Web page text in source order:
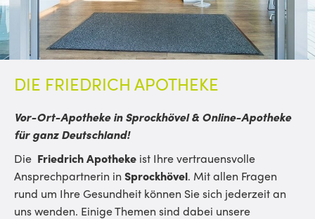
DIE FRIEDRICH APOTHEKE
Vor-Ort-Apotheke in Sprockhövel & Online-Apotheke
für ganz Deutschland!
Die Friedrich Apotheke ist Ihre vertrauensvolle
Ansprechpartnerin in Sprockhövel. Mit allen Fragen
rund um Ihre Gesundheit können Sie sich jederzeit an
uns wenden. Einige Themen sind dabei unsere